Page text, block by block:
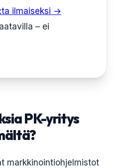
ilmaiseksi →
– ei
PK-yritys
markkinointiohjelmistot